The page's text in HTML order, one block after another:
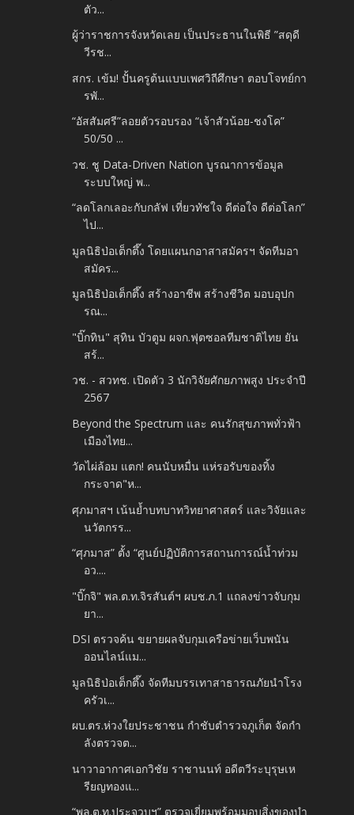
ตัว...
ผู้ว่าราชการจังหวัดเลย เป็นประธานในพิธี ”สดุดี
วีรช...
สกร. เข้ม! ปั้นครูต้นแบบเพศวิถีศึกษา ตอบโจทย์กา
รพั...
“อัสสัมศรี”ลอยตัวรอบรอง “เจ้าสัวน้อย-ชงโค”
50/50 ...
วช. ชู Data-Driven Nation บูรณาการข้อมูล
ระบบใหญ่ พ...
“ลดโลกเลอะกับกลัฟ เที่ยวทัชใจ ดีต่อใจ ดีต่อโลก”
ไป...
มูลนิธิป่อเต็กตึ๊ง โดยแผนกอาสาสมัครฯ จัดทีมอา
สมัคร...
มูลนิธิป่อเต็กตึ๊ง สร้างอาชีพ สร้างชีวิต มอบอุปก
รณ...
"บิ๊กทิน" สุทิน บัวตูม ผจก.ฟุตซอลทีมชาติไทย ยัน
สร้...
วช. - สวทช. เปิดตัว 3 นักวิจัยศักยภาพสูง ประจำปี
2567
Beyond the Spectrum และ คนรักสุขภาพทั่วฟ้า
เมืองไทย...
วัดไผ่ล้อม แตก! คนนับหมื่น แห่รอรับของทิ้ง
กระจาด"ห...
ศุภมาสฯ เน้นย้ำบทบาทวิทยาศาสตร์ และวิจัยและ
นวัตกรร...
“ศุภมาส” ตั้ง “ศูนย์ปฏิบัติการสถานการณ์น้ำท่วม
อว....
"บิ๊กจิ" พล.ต.ท.จิรสันต์ฯ ผบช.ภ.1 แถลงข่าวจับกุม
ยา...
DSI ตรวจค้น ขยายผลจับกุมเครือข่ายเว็บพนัน
ออนไลน์แม...
มูลนิธิป่อเต็กตึ๊ง จัดทีมบรรเทาสาธารณภัยนำโรง
ครัวเ...
ผบ.ตร.ห่วงใยประชาชน กำชับตำรวจภูเก็ต จัดกำ
ลังตรวจต...
นาวาอากาศเอกวิชัย ราชานนท์ อดีตวีระบุรุษเห
รียญทองแ...
“พล.ต.ท.ประจวบฯ” ตรวจเยี่ยมพร้อมมอบสิ่งของบำ